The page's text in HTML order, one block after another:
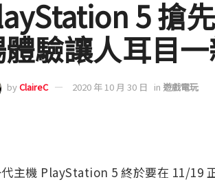
5 搶
驗讓人耳目
byClaireC 2020 年 10 月 30 日 in 遊戲電玩
主機 PlayStation 5 終於要在 11/19